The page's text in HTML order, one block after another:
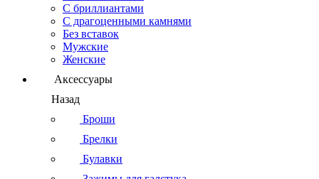
С бриллиантами
С драгоценными камнями
Без вставок
Мужские
Женские
Аксессуары
Назад
Броши
Брелки
Булавки